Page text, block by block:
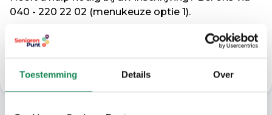
Toestemming Details Over
040 - 220 22 02 (menukeuze optie 1).